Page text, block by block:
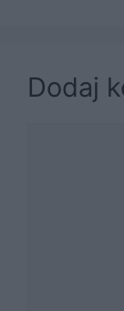
Dodaj